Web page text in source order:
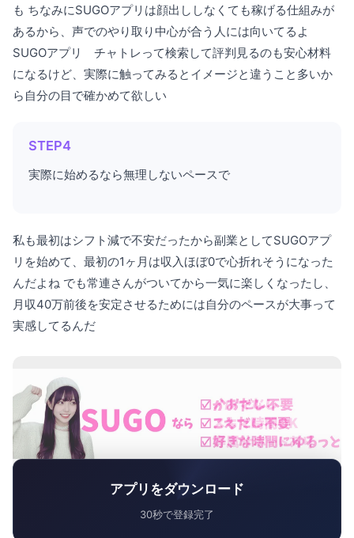
も ちなみにSUGOアプリは顔出ししなくても稼げる仕組みが
あるから、声でのやり取り中心が合う人には向いてるよ
SUGOアプリ チャトレって検索して評判見るのも安心材料
になるけど、実際に触ってみるとイメージと違うこと多いか
ら自分の目で確かめて欲しい
STEP4
実際に始めるなら無理しないペースで
私も最初はシフト減で不安だったから副業としてSUGOアプ
リを始めて、最初の1ヶ月は収入ほぼ0で心折れそうになった
んだよね でも常連さんがついてから一気に楽しくなったし、
月収40万前後を安定させるためには自分のペースが大事って
実感してるんだ
アプリをダウンロード
30秒で登録完了